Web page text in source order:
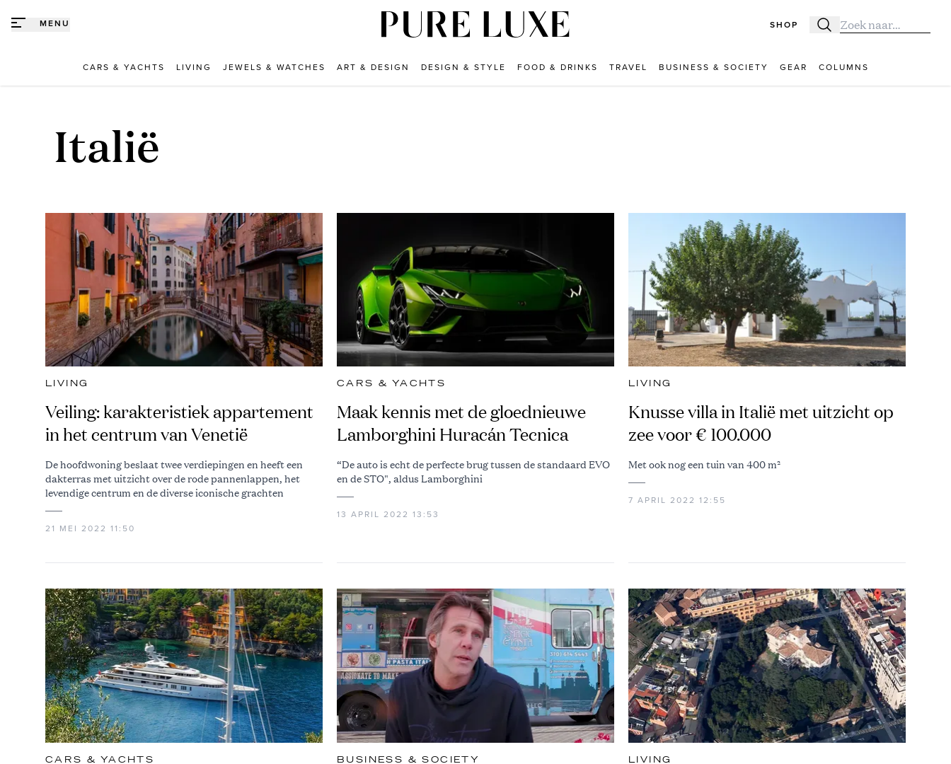
MENU SHOP Zoeken
Zoek naar:
CARS & YACHTS LIVING JEWELS & WATCHES ART & DESIGN DESIGN & STYLE FOOD & DRINKS TRAVEL BUSINESS & SOCIETY GEAR COLUMNS
Italië
LIVING
Veiling: karakteristiek appartement
in het centrum van Venetië
De hoofdwoning beslaat twee verdiepingen en heeft een
dakterras met uitzicht over de rode pannenlappen, het
levendige centrum en de diverse iconische grachten
21 MEI 2022 11:50
CARS & YACHTS
Maak kennis met de gloednieuwe
Lamborghini Huracán Tecnica
“De auto is echt de perfecte brug tussen de standaard EVO
en de STO", aldus Lamborghini
13 APRIL 2022 13:53
LIVING
Knusse villa in Italië met uitzicht op
zee voor € 100.000
Met ook nog een tuin van 400 m²
7 APRIL 2022 12:55
CARS & YACHTS BUSINESS & SOCIETY LIVING